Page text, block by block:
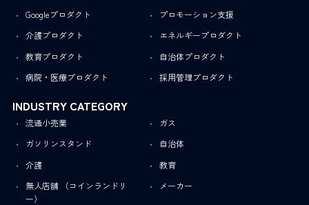
Googleプロダクト
プロモーション支援
介護プロダクト
エネルギープロダクト
教育プロダクト
自治体プロダクト
病院・医療プロダクト
採用管理プロダクト
INDUSTRY CATEGORY
流通小売業
ガス
ガソリンスタンド
自治体
介護
教育
無人店舗 （コインランドリ
ー）
メーカー